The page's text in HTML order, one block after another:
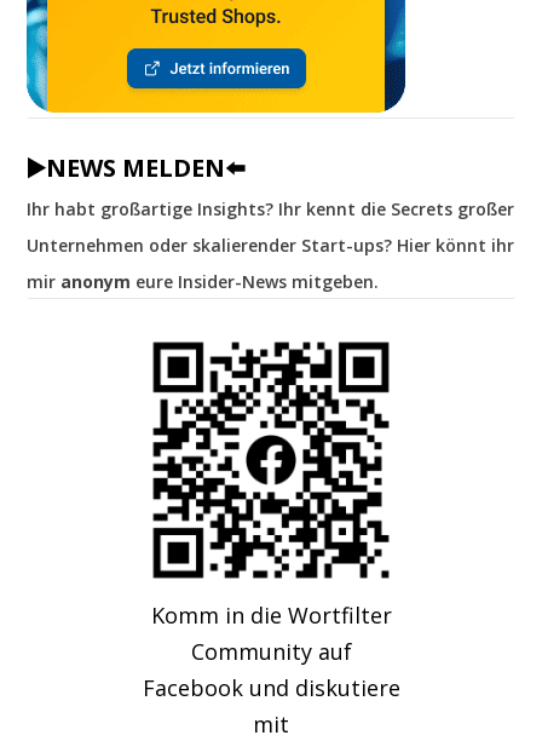
▶️NEWS MELDEN⬅️
Ihr habt großartige Insights? Ihr kennt die Secrets großer
Unternehmen oder skalierender Start-ups? Hier könnt ihr
mir anonym eure Insider-News mitgeben.
Komm in die Wortfilter
Community auf
Facebook und diskutiere
mit